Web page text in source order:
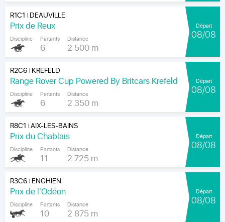
R1C1 | DEAUVILLE
Prix de Reux
Discipline Partants
6
Distance
2 500 m
Départ
08/08
R2C6| KREFELD
Range Rover Cup Powered By Britcars Krefeld
Discipline Partants
6
Distance
2 350 m
Départ
08/08
R8C1 |AIX-LES-BAINS
Prix du Chablais
Discipline Partants
11
Distance
2 725 m
Départ
08/08
R3C6| ENGHIEN
Prix de l'Odéon
Discipline Partants
10
Distance
2 875 m
Départ
08/08